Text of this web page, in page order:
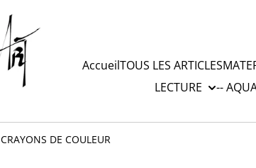
AccueilTOUS LES ARTICLES
LECTURE
--
CRAYONS DE COULEUR